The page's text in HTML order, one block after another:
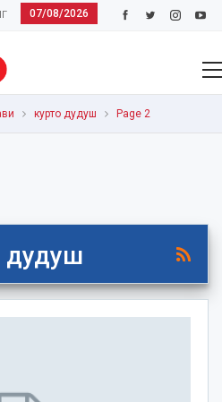
07/08/2026
курто дудуш Page 2
дудуш